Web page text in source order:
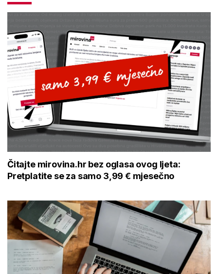
Čitajte mirovina.hr bez oglasa ovog ljeta:
Pretplatite se za samo 3,99 € mjesečno